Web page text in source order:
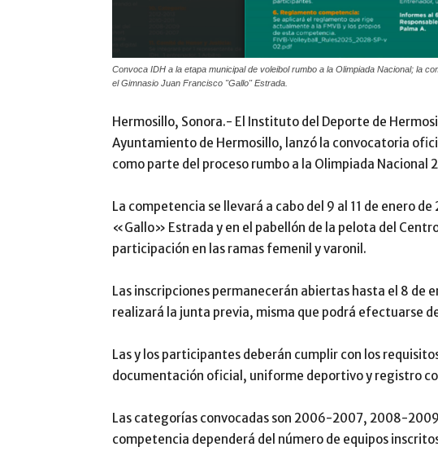
Convoca IDH a la etapa municipal de voleibol rumbo a la Olimpiada Nacional; la
el Gimnasio Juan Francisco "Gallo" Estrada.
Hermosillo, Sonora.- El Instituto del Deporte de
Ayuntamiento de Hermosillo, lanzó la convocatoria
como parte del proceso rumbo a la Olimpiada Nacional
La competencia se llevará a cabo del 9 al 11 de enero
«Gallo» Estrada y en el pabellón de la pelota del
participación en las ramas femenil y varonil.
Las inscripciones permanecerán abiertas hasta el 8 de
realizará la junta previa, misma que podrá efectuarse
Las y los participantes deberán cumplir con los
documentación oficial, uniforme deportivo y registro
Las categorías convocadas son 2006-2007, 2008-
competencia dependerá del número de equipos